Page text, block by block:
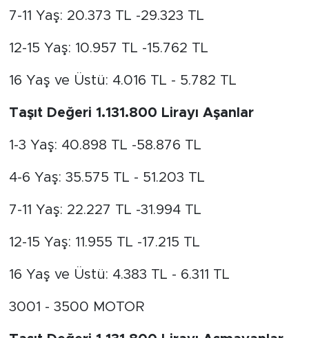
7-11 Yaş: 20.373 TL -29.323 TL
12-15 Yaş: 10.957 TL -15.762 TL
16 Yaş ve Üstü: 4.016 TL - 5.782 TL
Taşıt Değeri 1.131.800 Lirayı Aşanlar
1-3 Yaş: 40.898 TL -58.876 TL
4-6 Yaş: 35.575 TL - 51.203 TL
7-11 Yaş: 22.227 TL -31.994 TL
12-15 Yaş: 11.955 TL -17.215 TL
16 Yaş ve Üstü: 4.383 TL - 6.311 TL
3001 - 3500 MOTOR